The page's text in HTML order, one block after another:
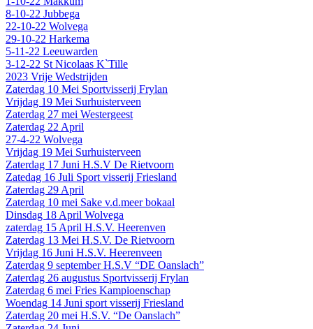
8-10-22 Jubbega
22-10-22 Wolvega
29-10-22 Harkema
5-11-22 Leeuwarden
3-12-22 St Nicolaas K`Tille
2023 Vrije Wedstrijden
Zaterdag 10 Mei Sportvisserij Frylan
Vrijdag 19 Mei Surhuisterveen
Zaterdag 27 mei Westergeest
Zaterdag 22 April
27-4-22 Wolvega
Vrijdag 19 Mei Surhuisterveen
Zaterdag 17 Juni H.S.V De Rietvoorn
Zatedag 16 Juli Sport visserij Friesland
Zaterdag 29 April
Zaterdag 10 mei Sake v.d.meer bokaal
Dinsdag 18 April Wolvega
zaterdag 15 April H.S.V. Heerenven
Zaterdag 13 Mei H.S.V. De Rietvoorn
Vrijdag 16 Juni H.S.V. Heerenveen
Zaterdag 9 september H.S.V “DE Oanslach”
Zaterdag 26 augustus Sportvisserij Frylan
Zaterdag 6 mei Fries Kampioenschap
Woendag 14 Juni sport visserij Friesland
Zaterdag 20 mei H.S.V. “De Oanslach”